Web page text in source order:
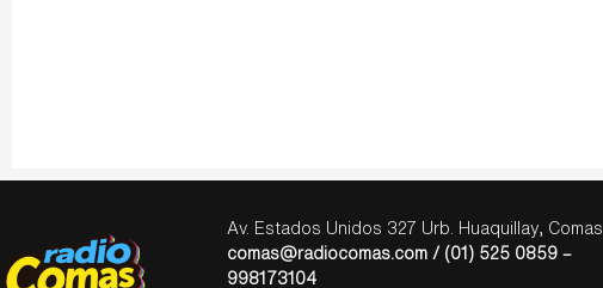
Av. Estados Unidos 327 Urb. Huaquillay, Comas
comas@radiocomas.com / (01) 525 0859 –
998173104